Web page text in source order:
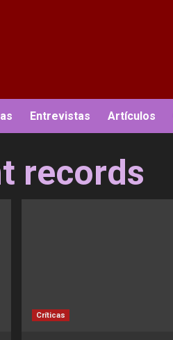
Entrevistas Artículos
records
Críticas